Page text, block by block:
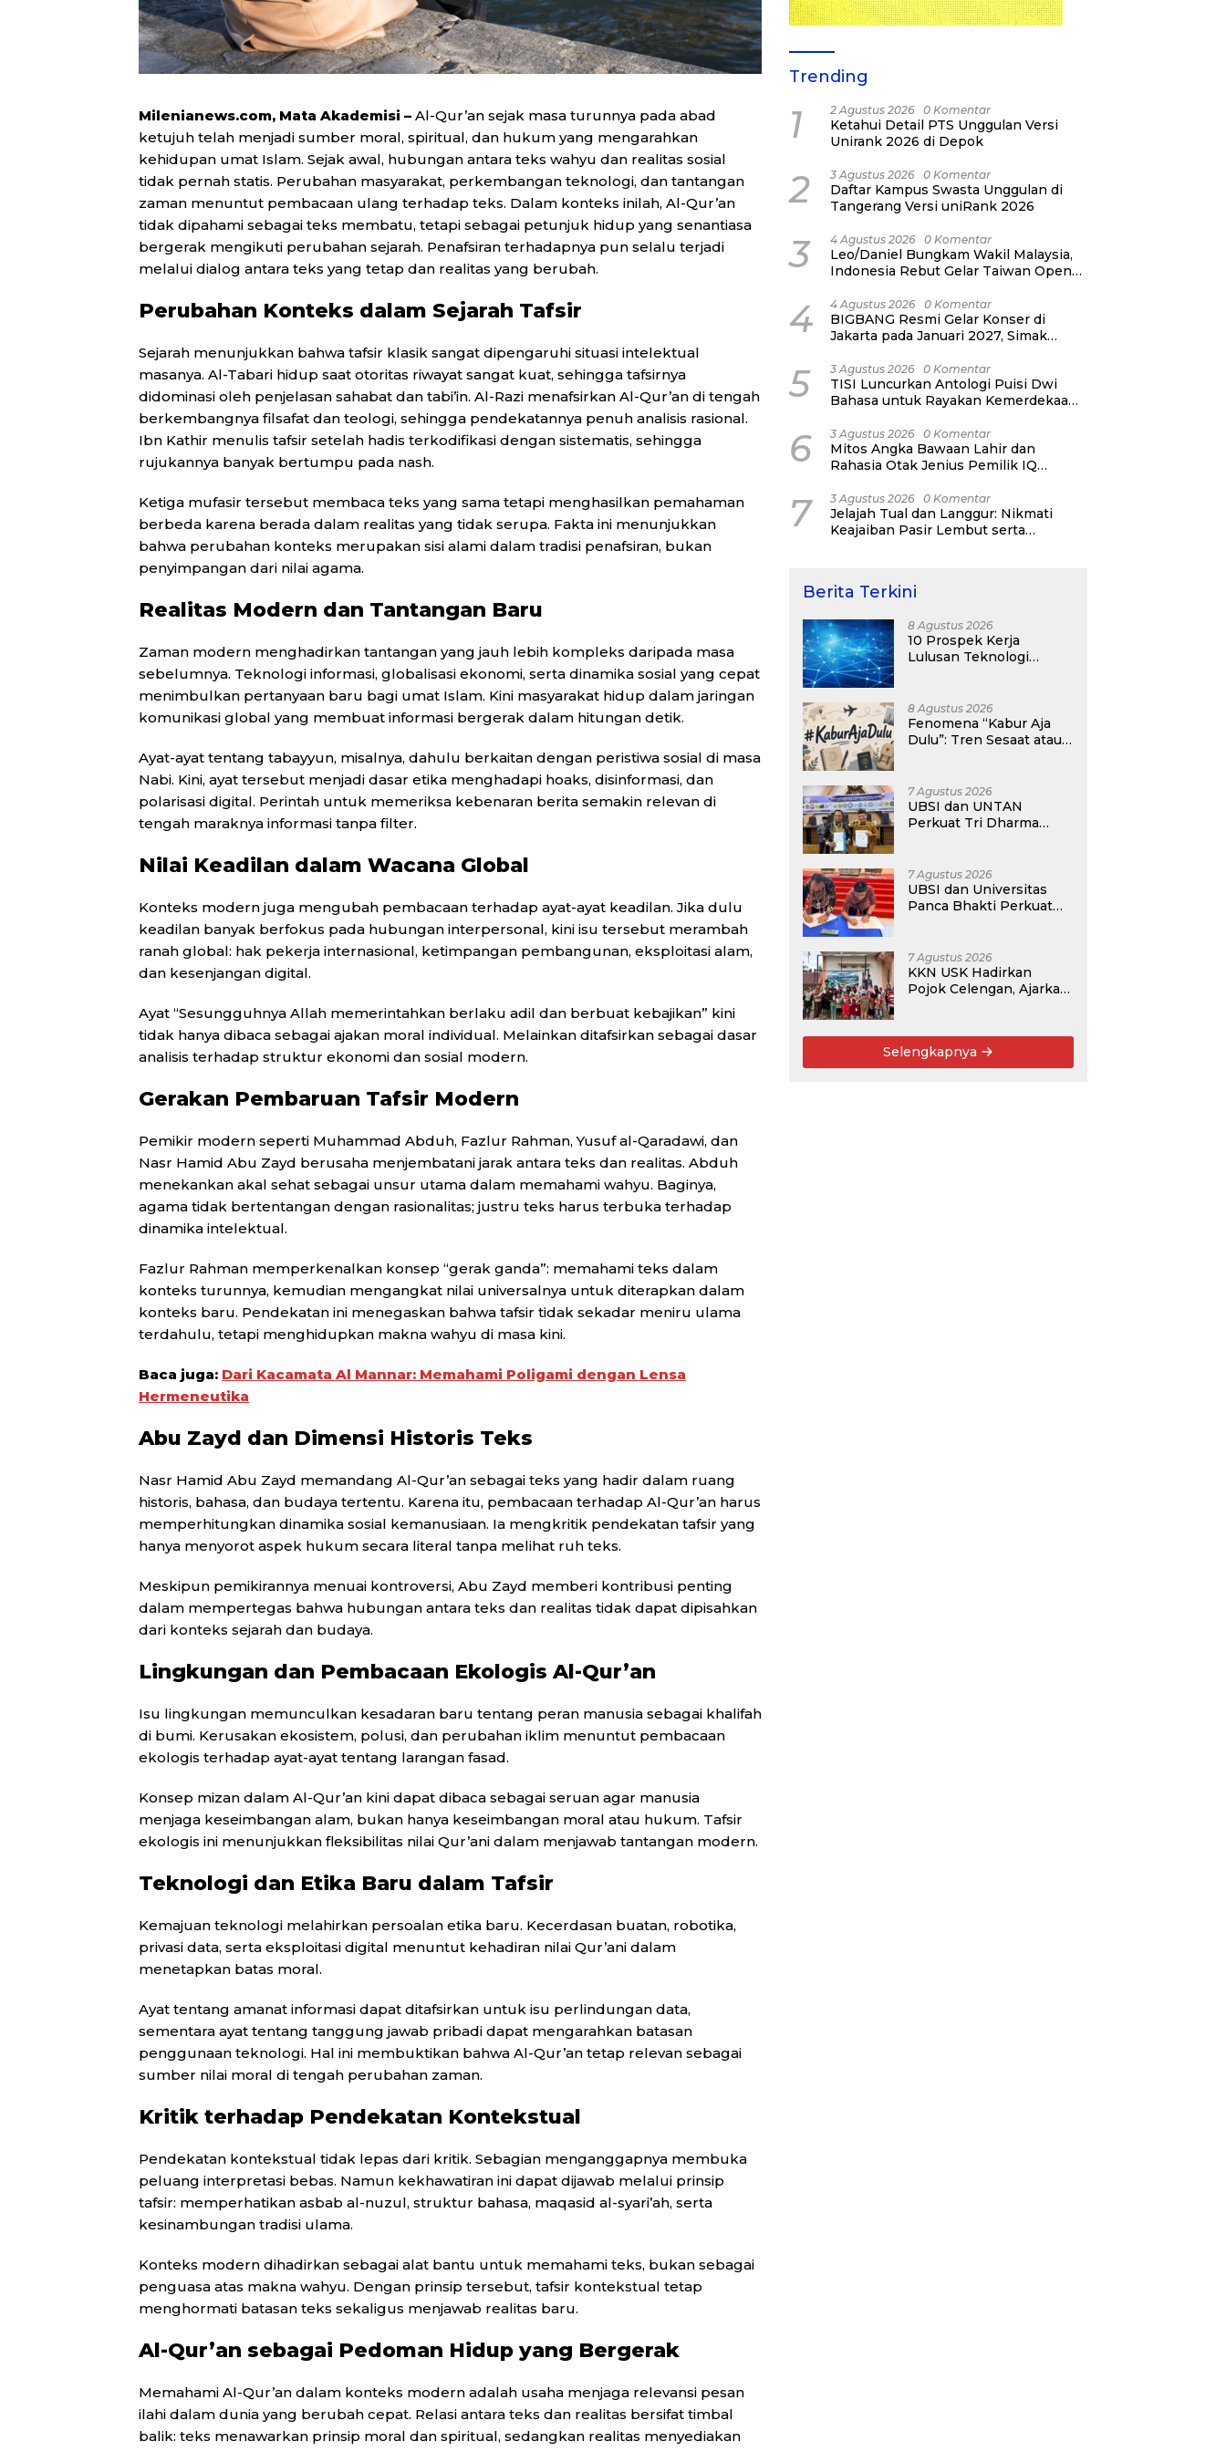
Milenianews.com, Mata Akademisi – Al-Qur’an sejak masa turunnya pada abad
ketujuh telah menjadi sumber moral, spiritual, dan hukum yang mengarahkan
kehidupan umat Islam. Sejak awal, hubungan antara teks wahyu dan realitas sosial
tidak pernah statis. Perubahan masyarakat, perkembangan teknologi, dan tantangan
zaman menuntut pembacaan ulang terhadap teks. Dalam konteks inilah, Al-Qur’an
tidak dipahami sebagai teks membatu, tetapi sebagai petunjuk hidup yang senantiasa
bergerak mengikuti perubahan sejarah. Penafsiran terhadapnya pun selalu terjadi
melalui dialog antara teks yang tetap dan realitas yang berubah.
Perubahan Konteks dalam Sejarah Tafsir
Sejarah menunjukkan bahwa tafsir klasik sangat dipengaruhi situasi intelektual
masanya. Al-Tabari hidup saat otoritas riwayat sangat kuat, sehingga tafsirnya
didominasi oleh penjelasan sahabat dan tabi’in. Al-Razi menafsirkan Al-Qur’an di tengah
berkembangnya filsafat dan teologi, sehingga pendekatannya penuh analisis rasional.
Ibn Kathir menulis tafsir setelah hadis terkodifikasi dengan sistematis, sehingga
rujukannya banyak bertumpu pada nash.
Ketiga mufasir tersebut membaca teks yang sama tetapi menghasilkan pemahaman
berbeda karena berada dalam realitas yang tidak serupa. Fakta ini menunjukkan
bahwa perubahan konteks merupakan sisi alami dalam tradisi penafsiran, bukan
penyimpangan dari nilai agama.
Realitas Modern dan Tantangan Baru
Zaman modern menghadirkan tantangan yang jauh lebih kompleks daripada masa
sebelumnya. Teknologi informasi, globalisasi ekonomi, serta dinamika sosial yang cepat
menimbulkan pertanyaan baru bagi umat Islam. Kini masyarakat hidup dalam jaringan
komunikasi global yang membuat informasi bergerak dalam hitungan detik.
Ayat-ayat tentang tabayyun, misalnya, dahulu berkaitan dengan peristiwa sosial di masa
Nabi. Kini, ayat tersebut menjadi dasar etika menghadapi hoaks, disinformasi, dan
polarisasi digital. Perintah untuk memeriksa kebenaran berita semakin relevan di
tengah maraknya informasi tanpa filter.
Nilai Keadilan dalam Wacana Global
Konteks modern juga mengubah pembacaan terhadap ayat-ayat keadilan. Jika dulu
keadilan banyak berfokus pada hubungan interpersonal, kini isu tersebut merambah
ranah global: hak pekerja internasional, ketimpangan pembangunan, eksploitasi alam,
dan kesenjangan digital.
Ayat “Sesungguhnya Allah memerintahkan berlaku adil dan berbuat kebajikan” kini
tidak hanya dibaca sebagai ajakan moral individual. Melainkan ditafsirkan sebagai dasar
analisis terhadap struktur ekonomi dan sosial modern.
Gerakan Pembaruan Tafsir Modern
Pemikir modern seperti Muhammad Abduh, Fazlur Rahman, Yusuf al-Qaradawi, dan
Nasr Hamid Abu Zayd berusaha menjembatani jarak antara teks dan realitas. Abduh
menekankan akal sehat sebagai unsur utama dalam memahami wahyu. Baginya,
agama tidak bertentangan dengan rasionalitas; justru teks harus terbuka terhadap
dinamika intelektual.
Fazlur Rahman memperkenalkan konsep “gerak ganda”: memahami teks dalam
konteks turunnya, kemudian mengangkat nilai universalnya untuk diterapkan dalam
konteks baru. Pendekatan ini menegaskan bahwa tafsir tidak sekadar meniru ulama
terdahulu, tetapi menghidupkan makna wahyu di masa kini.
Baca juga: Dari Kacamata Al Mannar: Memahami Poligami dengan Lensa
Hermeneutika
Abu Zayd dan Dimensi Historis Teks
Nasr Hamid Abu Zayd memandang Al-Qur’an sebagai teks yang hadir dalam ruang
historis, bahasa, dan budaya tertentu. Karena itu, pembacaan terhadap Al-Qur’an harus
memperhitungkan dinamika sosial kemanusiaan. Ia mengkritik pendekatan tafsir yang
hanya menyorot aspek hukum secara literal tanpa melihat ruh teks.
Meskipun pemikirannya menuai kontroversi, Abu Zayd memberi kontribusi penting
dalam mempertegas bahwa hubungan antara teks dan realitas tidak dapat dipisahkan
dari konteks sejarah dan budaya.
Lingkungan dan Pembacaan Ekologis Al-Qur’an
Isu lingkungan memunculkan kesadaran baru tentang peran manusia sebagai khalifah
di bumi. Kerusakan ekosistem, polusi, dan perubahan iklim menuntut pembacaan
ekologis terhadap ayat-ayat tentang larangan fasad.
Konsep mizan dalam Al-Qur’an kini dapat dibaca sebagai seruan agar manusia
menjaga keseimbangan alam, bukan hanya keseimbangan moral atau hukum. Tafsir
ekologis ini menunjukkan fleksibilitas nilai Qur’ani dalam menjawab tantangan modern.
Teknologi dan Etika Baru dalam Tafsir
Kemajuan teknologi melahirkan persoalan etika baru. Kecerdasan buatan, robotika,
privasi data, serta eksploitasi digital menuntut kehadiran nilai Qur’ani dalam
menetapkan batas moral.
Ayat tentang amanat informasi dapat ditafsirkan untuk isu perlindungan data,
sementara ayat tentang tanggung jawab pribadi dapat mengarahkan batasan
penggunaan teknologi. Hal ini membuktikan bahwa Al-Qur’an tetap relevan sebagai
sumber nilai moral di tengah perubahan zaman.
Kritik terhadap Pendekatan Kontekstual
Pendekatan kontekstual tidak lepas dari kritik. Sebagian menganggapnya membuka
peluang interpretasi bebas. Namun kekhawatiran ini dapat dijawab melalui prinsip
tafsir: memperhatikan asbab al-nuzul, struktur bahasa, maqasid al-syari’ah, serta
kesinambungan tradisi ulama.
Konteks modern dihadirkan sebagai alat bantu untuk memahami teks, bukan sebagai
penguasa atas makna wahyu. Dengan prinsip tersebut, tafsir kontekstual tetap
menghormati batasan teks sekaligus menjawab realitas baru.
Al-Qur’an sebagai Pedoman Hidup yang Bergerak
Memahami Al-Qur’an dalam konteks modern adalah usaha menjaga relevansi pesan
ilahi dalam dunia yang berubah cepat. Relasi antara teks dan realitas bersifat timbal
balik: teks menawarkan prinsip moral dan spiritual, sedangkan realitas menyediakan
Trending
1 2 Agustus 2026 0 Komentar
Ketahui Detail PTS Unggulan Versi
Unirank 2026 di Depok
2 3 Agustus 2026 0 Komentar
Daftar Kampus Swasta Unggulan di
Tangerang Versi uniRank 2026
3 4 Agustus 2026 0 Komentar
Leo/Daniel Bungkam Wakil Malaysia,
Indonesia Rebut Gelar Taiwan Open
4 4 Agustus 2026 0 Komentar
BIGBANG Resmi Gelar Konser di
Jakarta pada Januari 2027, Simak
5 3 Agustus 2026 0 Komentar
TISI Luncurkan Antologi Puisi Dwi
Bahasa untuk Rayakan Kemerdekaan
6 3 Agustus 2026 0 Komentar
Mitos Angka Bawaan Lahir dan
Rahasia Otak Jenius Pemilik IQ
7 3 Agustus 2026 0 Komentar
Jelajah Tual dan Langgur: Nikmati
Keajaiban Pasir Lembut serta
Berita Terkini
8 Agustus 2026
10 Prospek Kerja
Lulusan Teknologi
Kompetitif di Era Digital
8 Agustus 2026
Fenomena “Kabur Aja
Dulu”: Tren Sesaat atau
Depan?
7 Agustus 2026
UBSI dan UNTAN
Perkuat Tri Dharma
7 Agustus 2026
UBSI dan Universitas
Panca Bhakti Perkuat
7 Agustus 2026
KKN USK Hadirkan
Pojok Celengan, Ajarkan
Selengkapnya